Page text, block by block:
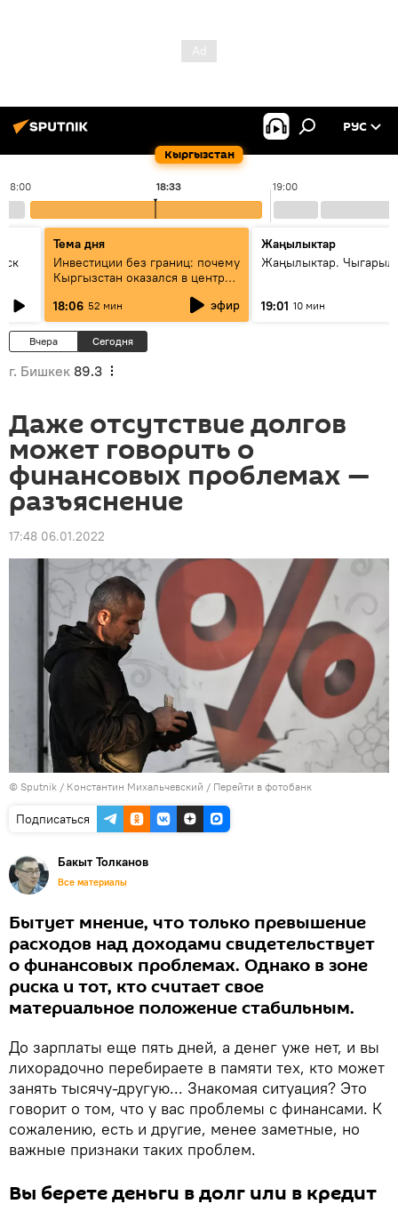
Кыргызстан
РУС
18:00 19:00
18:33
Тема дня
Инвестиции без границ: почему
Кыргызстан оказался в центре
18:06 52 мин эфир
Жаңылыктар
Жаңылыктар.
19:01 10 мин
Вчера Сегодня
г. Бишкек 89.3
Даже отсутствие долгов
может говорить о
финансовых проблемах —
разъяснение
17:48 06.01.2022
© Sputnik / Константин Михальчевский / Перейти в фотобанк
Подписаться
Бакыт Толканов
Все материалы
Бытует мнение, что только превышение
расходов над доходами свидетельствует
о финансовых проблемах. Однако в зоне
риска и тот, кто считает свое
материальное положение стабильным.
До зарплаты еще пять дней, а денег уже нет, и вы
лихорадочно перебираете в памяти тех, кто может
занять тысячу-другую... Знакомая ситуация? Это
говорит о том, что у вас проблемы с финансами. К
сожалению, есть и другие, менее заметные, но
важные признаки таких проблем.
Вы берете деньги в долг или в кредит